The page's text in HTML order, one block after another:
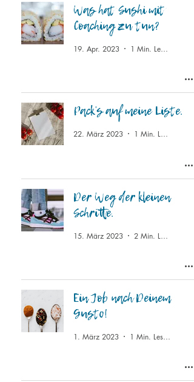
Was hat Sushi mit
Coaching zu tun?
19. Apr. 2023 1 Min. Lesezeit
Pack's auf meine Liste.
22. März 2023 1 Min. Lesezeit
Der Weg der kleinen
Schritte.
15. März 2023 2 Min. Lesezeit
Ein Job nach Deinem
Gusto!
1. März 2023 1 Min. Lesezeit